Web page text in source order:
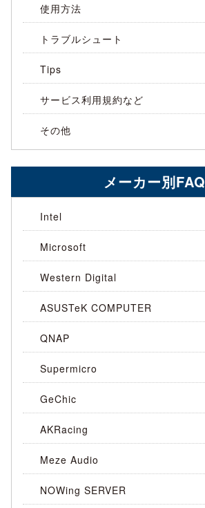
使用方法
トラブルシュート
Tips
サービス利用規約など
その他
メーカー別FAQ
Intel
Microsoft
Western Digital
ASUSTeK COMPUTER
QNAP
Supermicro
GeChic
AKRacing
Meze Audio
NOWing SERVER